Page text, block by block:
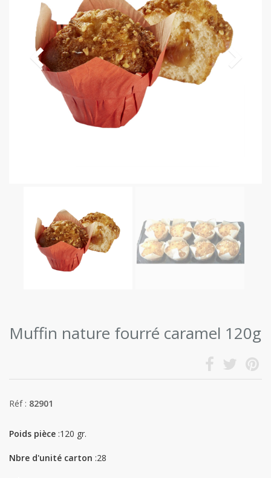
Muffin nature fourré caramel 120g
Réf : 82901
Poids pièce :120 gr.
Nbre d'unité carton :28